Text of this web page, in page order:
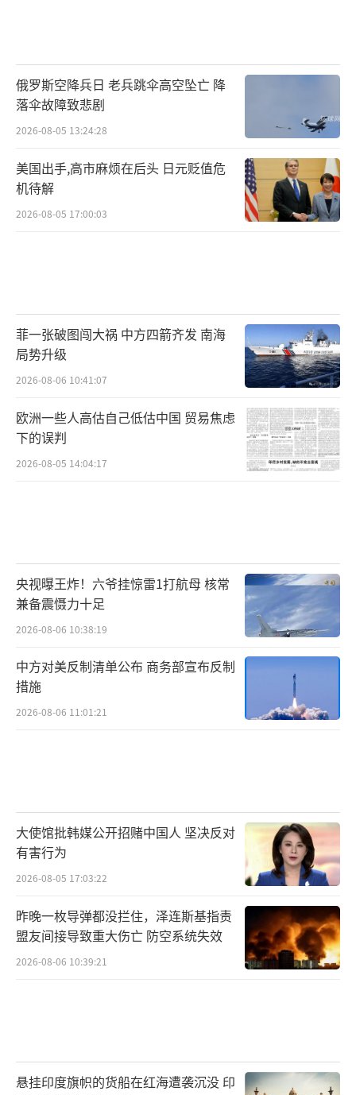
俄罗斯空降兵日 老兵跳伞高空坠亡 降
落伞故障致悲剧
2026-08-05 13:24:28
美国出手,高市麻烦在后头 日元贬值危
机待解
2026-08-05 17:00:03
菲一张破图闯大祸 中方四箭齐发 南海
局势升级
2026-08-06 10:41:07
欧洲一些人高估自己低估中国 贸易焦虑
下的误判
2026-08-05 14:04:17
央视曝王炸！六爷挂惊雷1打航母 核常
兼备震慑力十足
2026-08-06 10:38:19
中方对美反制清单公布 商务部宣布反制
措施
2026-08-06 11:01:21
大使馆批韩媒公开招赌中国人 坚决反对
有害行为
2026-08-05 17:03:22
昨晚一枚导弹都没拦住，泽连斯基指责
盟友间接导致重大伤亡 防空系统失效
2026-08-06 10:39:21
悬挂印度旗帜的货船在红海遭袭沉没 印